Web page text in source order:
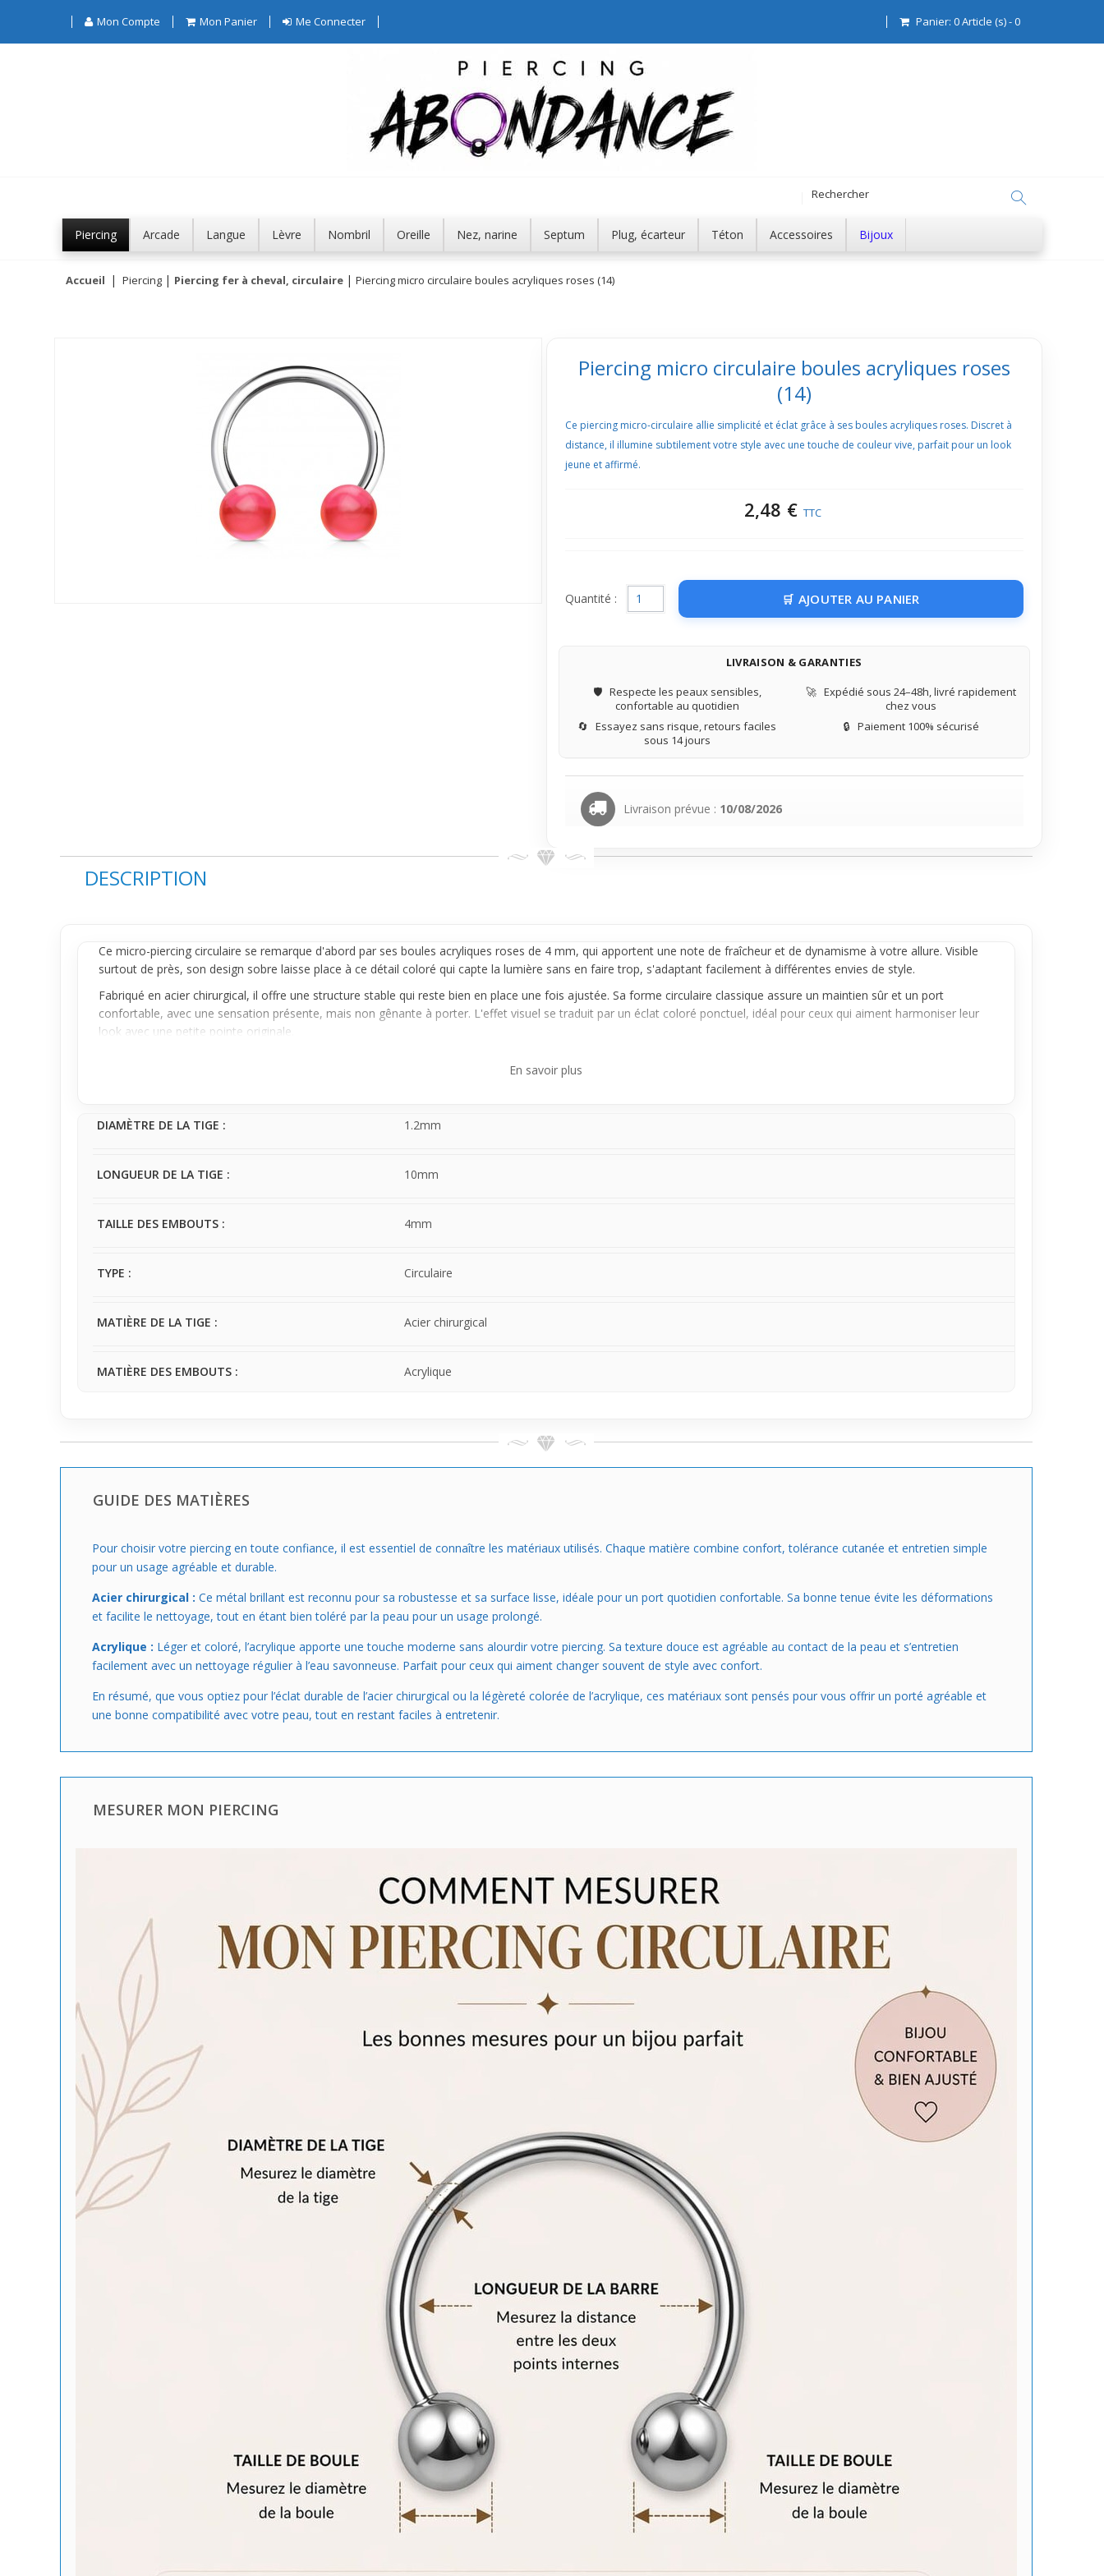
Mon Compte Mon Panier Me Connecter Panier: 0Article (s)-0
Piercing Arcade Langue Lèvre Nombril Oreille Nez, narine Septum Plug, écarteur Téton Accessoires Bijoux
Accueil Piercing Piercing fer à cheval, circulaire Piercing micro circulaire boules acryliques roses (14)
Piercing micro circulaire boules acryliques roses
(14)
Ce piercing micro-circulaire allie simplicité et éclat grâce à ses boules acryliques roses. Discret à
distance, il illumine subtilement votre style avec une touche de couleur vive, parfait pour un look
jeune et affirmé.
2,48 € TTC
Quantité : AJOUTER AU PANIER
LIVRAISON & GARANTIES
🛡️ Respecte les peaux sensibles,
confortable au quotidien
🚀 Expédié sous 24–48h, livré rapidement
chez vous
🔄 Essayez sans risque, retours faciles
sous 14 jours
🔒 Paiement 100% sécurisé
Livraison prévue : 10/08/2026
DESCRIPTION
Ce micro-piercing circulaire se remarque d'abord par ses boules acryliques roses de 4 mm, qui apportent une note de fraîcheur et de dynamisme à votre allure. Visible
surtout de près, son design sobre laisse place à ce détail coloré qui capte la lumière sans en faire trop, s'adaptant facilement à différentes envies de style.
Fabriqué en acier chirurgical, il offre une structure stable qui reste bien en place une fois ajustée. Sa forme circulaire classique assure un maintien sûr et un port
confortable, avec une sensation présente, mais non gênante à porter. L'effet visuel se traduit par un éclat coloré ponctuel, idéal pour ceux qui aiment harmoniser leur
look avec une petite pointe originale.
facilité d'association et son format compact le rendent un choix pratique pour celles et ceux qui cherchent un bijou léger à porter à différentes occasions, parfait pour
En savoir plus
DIAMÈTRE DE LA TIGE : 1.2mm
LONGUEUR DE LA TIGE : 10mm
TAILLE DES EMBOUTS : 4mm
TYPE : Circulaire
MATIÈRE DE LA TIGE : Acier chirurgical
MATIÈRE DES EMBOUTS : Acrylique
GUIDE DES MATIÈRES
Pour choisir votre piercing en toute confiance, il est essentiel de connaître les matériaux utilisés. Chaque matière combine confort, tolérance cutanée et entretien simple
pour un usage agréable et durable.
Acier chirurgical : Ce métal brillant est reconnu pour sa robustesse et sa surface lisse, idéale pour un port quotidien confortable. Sa bonne tenue évite les déformations
et facilite le nettoyage, tout en étant bien toléré par la peau pour un usage prolongé.
Acrylique : Léger et coloré, l’acrylique apporte une touche moderne sans alourdir votre piercing. Sa texture douce est agréable au contact de la peau et s’entretien
facilement avec un nettoyage régulier à l’eau savonneuse. Parfait pour ceux qui aiment changer souvent de style avec confort.
En résumé, que vous optiez pour l’éclat durable de l’acier chirurgical ou la légèreté colorée de l’acrylique, ces matériaux sont pensés pour vous offrir un porté agréable et
une bonne compatibilité avec votre peau, tout en restant faciles à entretenir.
MESURER MON PIERCING